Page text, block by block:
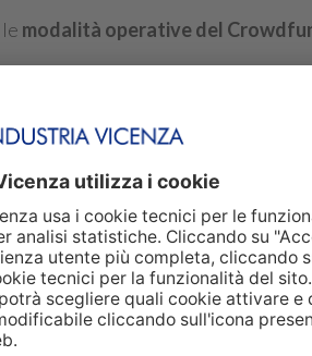
modalità operative del
Confindustria Vicenza
Aziendale dell’Università degli
dell’Università degli Studi di